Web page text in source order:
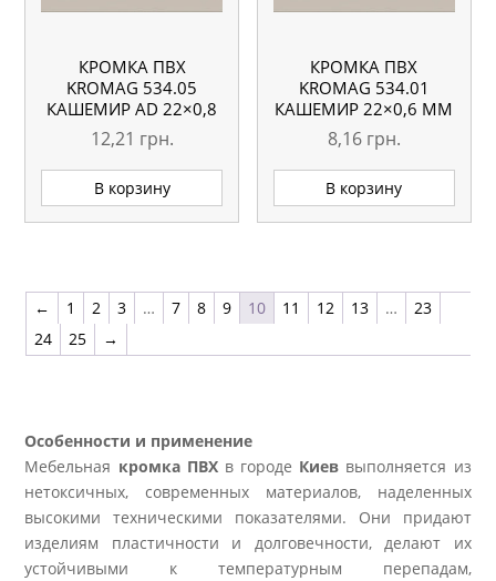
КРОМКА ПВХ
KROMAG 534.05
КАШЕМИР AD 22×0,8
ММ
12,21 грн.
В корзину
КРОМКА ПВХ
KROMAG 534.01
КАШЕМИР 22×0,6 ММ
8,16 грн.
В корзину
← 1 2 3 … 7 8 9 10 11 12 13 …
23
24
25 →
Особенности и применение
Мебельная кромка ПВХв городе Киев выполняется из
нетоксичных, современных материалов, наделенных
высокими техническими показателями. Они придают
изделиям пластичности и долговечности, делают их
устойчивыми к температурным перепадам,